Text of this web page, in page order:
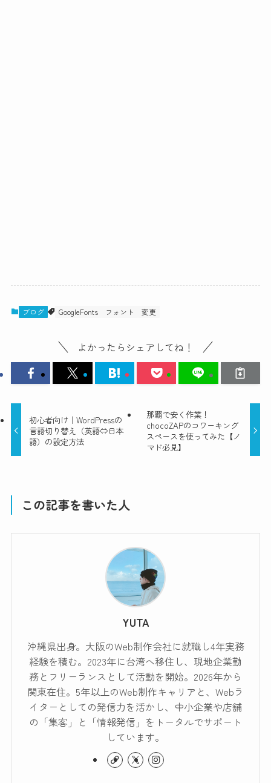
ブログ GoogleFonts フォント 変更
よかったらシェアしてね！
初心者向け｜WordPressの
言語切り替え（英語⇔日本
語）の設定方法
那覇で安く作業！
chocoZAPのコワーキング
スペースを使ってみた【ノ
マド必見】
この記事を書いた人
YUTA
沖縄県出身。大阪のWeb制作会社に就職し4年実務
経験を積む。2023年に台湾へ移住し、現地企業勤
務とフリーランスとして活動を開始。2026年から
関東在住。5年以上のWeb制作キャリアと、Webラ
イターとしての発信力を活かし、中小企業や店舗
の「集客」と「情報発信」をトータルでサポート
しています。